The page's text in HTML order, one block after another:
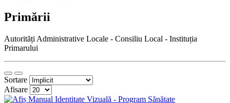
Primării
Autorități Administrative Locale - Consiliu Local - Instituția
Primarului
Sortare
Afisare